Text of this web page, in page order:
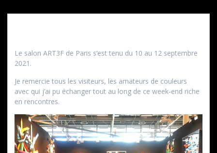
Le salon ART3F de Paris s’est tenu du 10 au 12 septembre
2021.
Je remercie tous les visiteurs, les amateurs de couleurs
avec qui j’ai pu échanger tout au long de ce week-end riche
en rencontres.